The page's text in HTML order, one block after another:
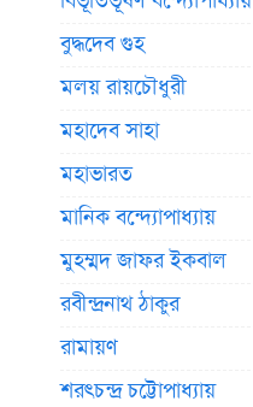
বুদ্ধদেব গুহ
মলয় রায়চৌধুরী
মহাদেব সাহা
মহাভারত
মানিক বন্দ্যোপাধ্যায়
মুহম্মদ জাফর ইকবাল
রবীন্দ্রনাথ ঠাকুর
রামায়ণ
শরৎচন্দ্র চট্টোপাধ্যায়